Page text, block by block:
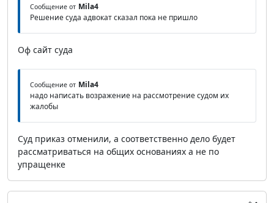
Сообщение от Mila4
Решение суда адвокат сказал пока не пришло
Оф сайт суда
Сообщение от Mila4
надо написать возражение на рассмотрение судом их
жалобы
Суд приказ отменили, а соответственно дело будет
рассматриваться на общих основаниях а не по
упращенке